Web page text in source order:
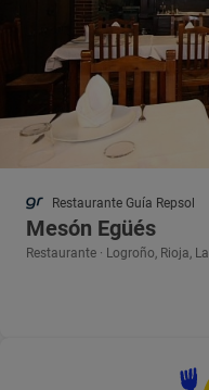
Restaurante Guía Repsol
Mesón Egüés
Restaurante · Logroño, Rioja, La